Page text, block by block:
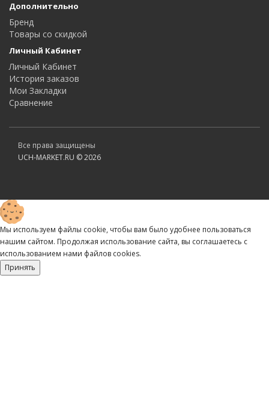
Дополнительно
Бренд
Товары со скидкой
Личный Кабинет
Личный Кабинет
История заказов
Мои Закладки
Сравнение
Все права защищены
UCH-MARKET.RU © 2026
Мы используем файлы cookie, чтобы вам было удобнее пользоваться
нашим сайтом. Продолжая использование сайта, вы соглашаетесь c
использованием нами файлов cookies.
Принять